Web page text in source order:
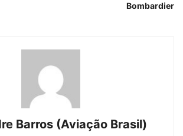
Bombardier
Barros (Aviação Brasil)